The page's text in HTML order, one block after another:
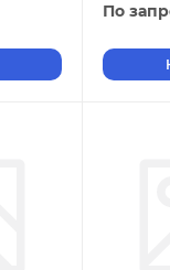
По